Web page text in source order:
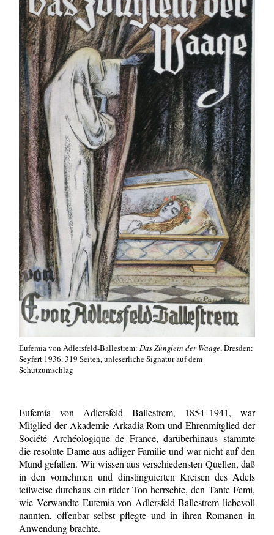
Eufemia von Adlersfeld-Ballestrem:Das Zünglein der Waage, Dresden:
Seyfert 1936, 319 Seiten, unleserliche Signatur auf dem
Schutzumschlag
Eufemia von Adlersfeld Ballestrem, 1854–1941, war
Mitglied der Akademie Arkadia Rom und Ehrenmitglied der
Société Archéologique de France, darüberhinaus stammte
die resolute Dame aus adliger Familie und war nicht auf den
Mund gefallen. Wir wissen aus verschiedensten Quellen, daß
in den vornehmen und dinstinguierten Kreisen des Adels
teilweise durchaus ein rüder Ton herrschte, den Tante Femi,
wie Verwandte Eufemia von Adlersfeld-Ballestrem liebevoll
nannten, offenbar selbst pflegte und in ihren Romanen in
Anwendung brachte.